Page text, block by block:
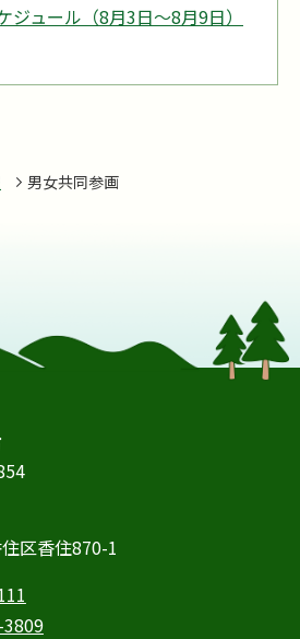
ジュール（8月3日～8月9日）
男女共同参画
区香住870-1